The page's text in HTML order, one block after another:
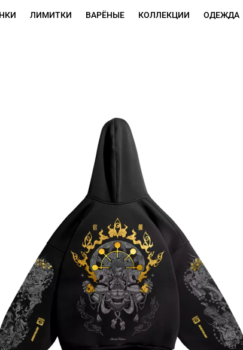
ЛИМИТКИ ВАРЁНЫЕ КОЛЛЕКЦИИ ОДЕЖДА